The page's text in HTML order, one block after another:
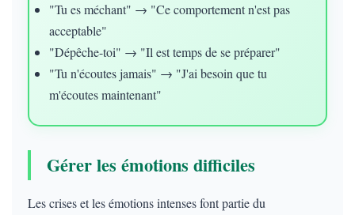
"Tu es méchant" → "Ce comportement n'est pas
acceptable"
"Dépêche-toi" → "Il est temps de se préparer"
"Tu n'écoutes jamais" → "J'ai besoin que tu
m'écoutes maintenant"
Gérer les émotions difficiles
Les crises et les émotions intenses font partie du